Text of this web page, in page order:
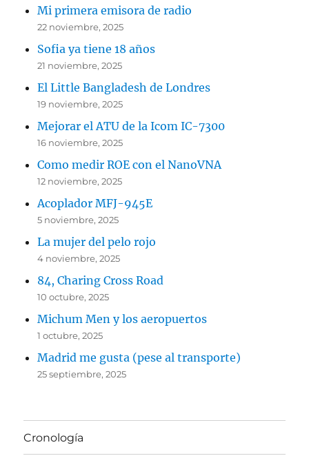
Mi primera emisora de radio
22 noviembre, 2025
Sofia ya tiene 18 años
21 noviembre, 2025
El Little Bangladesh de Londres
19 noviembre, 2025
Mejorar el ATU de la Icom IC-7300
16 noviembre, 2025
Como medir ROE con el NanoVNA
12 noviembre, 2025
Acoplador MFJ-945E
5 noviembre, 2025
La mujer del pelo rojo
4 noviembre, 2025
84, Charing Cross Road
10 octubre, 2025
Michum Men y los aeropuertos
1 octubre, 2025
Madrid me gusta (pese al transporte)
25 septiembre, 2025
Cronología